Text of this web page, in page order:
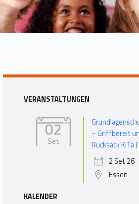
Barra laterale
VERANSTALTUNGEN
02
Set
– Griffbereit
Rucksack KiTa
2 Set 26
Essen
KALENDER